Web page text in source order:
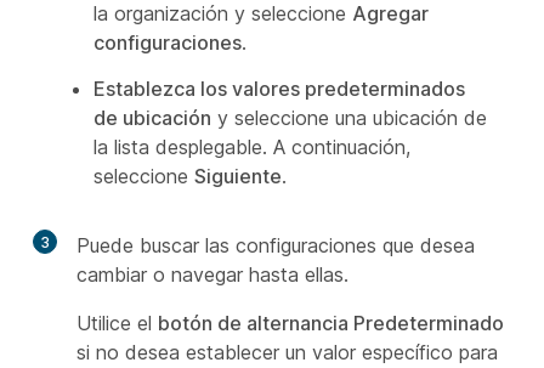
la organización y seleccione Agregar
configuraciones.
Establezca los valores predeterminados
de ubicación y seleccione una ubicación de
la lista desplegable. A continuación,
seleccione Siguiente.
3
Puede buscar las configuraciones que desea
cambiar o navegar hasta ellas.
Utilice el botón de alternancia Predeterminado
si no desea establecer un valor específico para